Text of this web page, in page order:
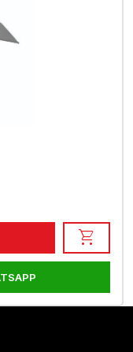
shopping_cart